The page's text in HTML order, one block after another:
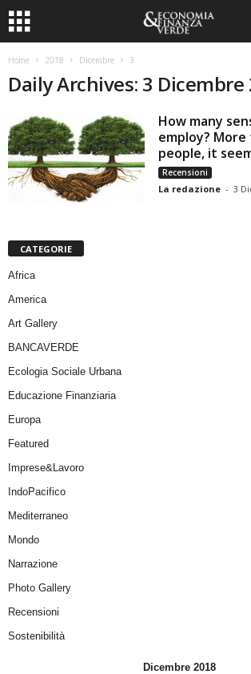
Home 2018 Dicembre 3
Daily Archives: 3 Dicembre
How many
employ?
people, it
Recensioni
La redazione - 3
CATEGORIE
Africa
America
Art Gallery
BANCAVERDE
Ecologia Sociale Urbana
Educazione Finanziaria
Europa
Featured
Imprese&Lavoro
IndoPacifico
Mediterraneo
Mondo
Narrazione
Photo Gallery
Recensioni
Sostenibilità
Dicembre 2018